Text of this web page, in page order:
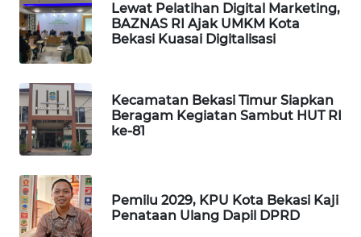
Lewat Pelatihan Digital Marketing,
BAZNAS RI Ajak UMKM Kota
Bekasi Kuasai Digitalisasi
Kecamatan Bekasi Timur Siapkan
Beragam Kegiatan Sambut HUT RI
ke-81
Pemilu 2029, KPU Kota Bekasi Kaji
Penataan Ulang Dapil DPRD
SIBARAGAS
NEWS
SIANTAR
NEWS
METRO
NEWS
METRO